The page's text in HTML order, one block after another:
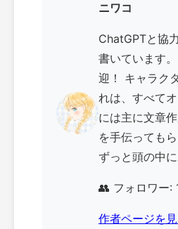
ニワコ
ChatGPTと協
書いています
迎！ キャラク
れは、すべて
には主に文章
を手伝ってもら
ずっと頭の中
👥 フォロワー:
作者ページを